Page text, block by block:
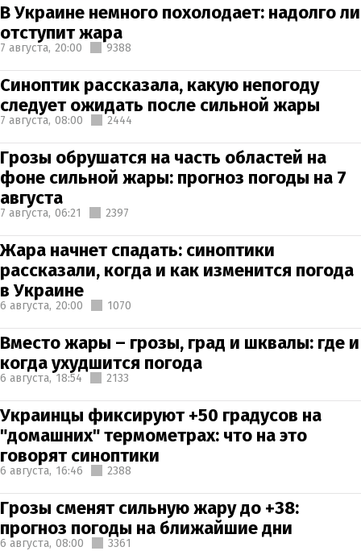
В Украине немного похолодает: надолго ли
отступит жара
7 августа, 20:00 9388
Синоптик рассказала, какую непогоду
следует ожидать после сильной жары
7 августа, 08:00 2444
Грозы обрушатся на часть областей на
фоне сильной жары: прогноз погоды на 7
августа
7 августа, 06:21 2397
Жара начнет спадать: синоптики
рассказали, когда и как изменится погода
в Украине
6 августа, 20:00 1070
Вместо жары – грозы, град и шквалы: где и
когда ухудшится погода
6 августа, 18:54 2133
Украинцы фиксируют +50 градусов на
"домашних" термометрах: что на это
говорят синоптики
6 августа, 16:46 2388
Грозы сменят сильную жару до +38:
прогноз погоды на ближайшие дни
6 августа, 08:00 3361